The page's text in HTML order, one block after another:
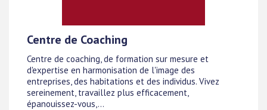
Centre de Coaching
Centre de coaching, de formation sur mesure et
d'expertise en harmonisation de l'image des
entreprises, des habitations et des individus. Vivez
sereinement, travaillez plus efficacement,
épanouissez-vous,...